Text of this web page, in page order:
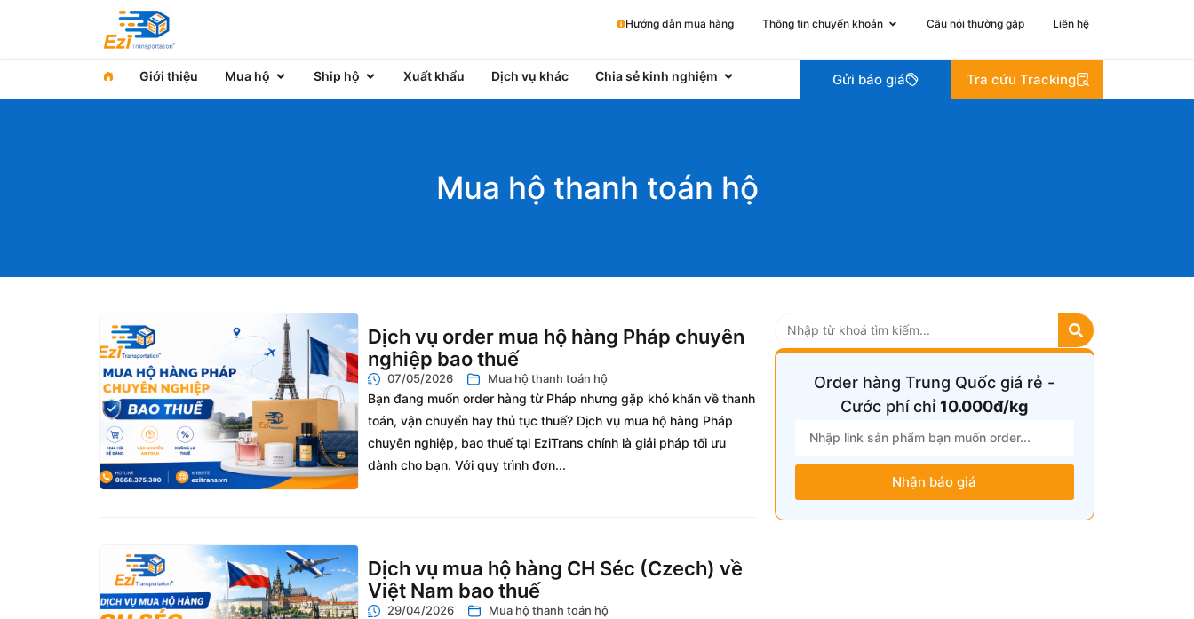
Hướng dẫn mua hàng Thông tin chuyển khoản Câu hỏi thường gặp Liên hệ
Giới thiệu Mua hộ Ship hộ Xuất khẩu Dịch vụ khác Chia sẻ kinh nghiệm Gửi báo giá Tra cứu Tracking
Mua hộ thanh toán hộ
Dịch vụ order mua hộ hàng Pháp chuyên
nghiệp bao thuế
07/05/2026 Mua hộ thanh toán hộ
Bạn đang muốn order hàng từ Pháp nhưng gặp khó khăn về thanh
toán, vận chuyển hay thủ tục thuế? Dịch vụ mua hộ hàng Pháp
chuyên nghiệp, bao thuế tại EziTrans chính là giải pháp tối ưu
dành cho bạn. Với quy trình đơn...
Dịch vụ mua hộ hàng CH Séc (Czech) về
Việt Nam bao thuế
29/04/2026 Mua hộ thanh toán hộ
Order hàng Trung Quốc giá rẻ -
Cước phí chỉ 10.000đ/kg
Nhận báo giá